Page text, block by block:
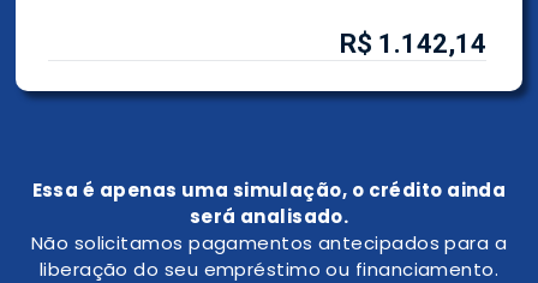
R$ 1.142,14
Essa é apenas uma simulação, o crédito ainda
será analisado.
Não solicitamos pagamentos antecipados para a
liberação do seu empréstimo ou financiamento.